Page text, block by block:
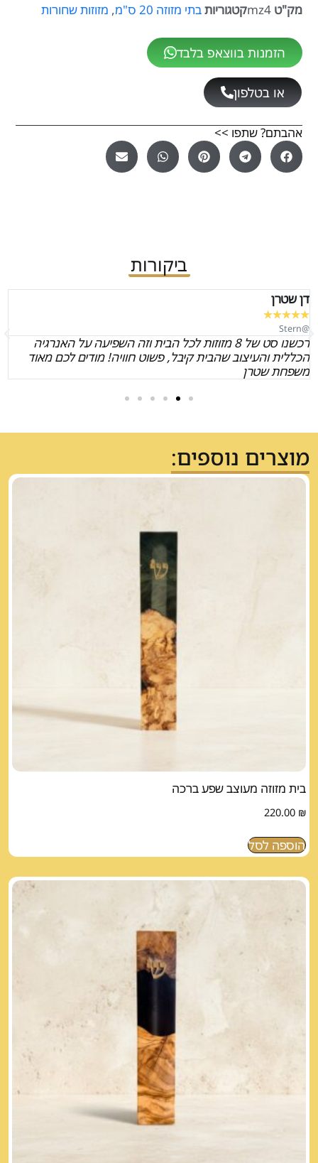
מק"טmz4קטגוריותבתי מזוזה 20 ס"מ , מזוזות שחורות
הזמנות בווצאפ בלבד
או בטלפון
אהבתם? שתפו >>
ביקורות
דן שטרן
★
★
★
★
★
@Stern
רכשנו סט של 8 מזוזות לכל הבית וזה השפיעה על האנרגיה
הכללית והעיצוב שהבית קיבל, פשוט חוויה! מודים לכם מאוד
משפחת שטרן
מוצרים נוספים:
בית מזוזה מעוצב שפע ברכה
220.00 ₪
הוספה לסל